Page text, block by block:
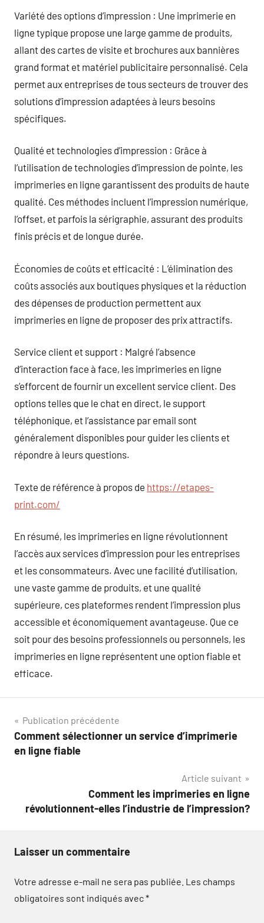
Variété des options d’impression : Une imprimerie en
ligne typique propose une large gamme de produits,
allant des cartes de visite et brochures aux bannières
grand format et matériel publicitaire personnalisé. Cela
permet aux entreprises de tous secteurs de trouver des
solutions d’impression adaptées à leurs besoins
spécifiques.
Qualité et technologies d’impression : Grâce à
l’utilisation de technologies d’impression de pointe, les
imprimeries en ligne garantissent des produits de haute
qualité. Ces méthodes incluent l’impression numérique,
l’offset, et parfois la sérigraphie, assurant des produits
finis précis et de longue durée.
Économies de coûts et efficacité : L’élimination des
coûts associés aux boutiques physiques et la réduction
des dépenses de production permettent aux
imprimeries en ligne de proposer des prix attractifs.
Service client et support : Malgré l’absence
d’interaction face à face, les imprimeries en ligne
s’efforcent de fournir un excellent service client. Des
options telles que le chat en direct, le support
téléphonique, et l’assistance par email sont
généralement disponibles pour guider les clients et
répondre à leurs questions.
Texte de référence à propos de https://etapes-
print.com/
En résumé, les imprimeries en ligne révolutionnent
l’accès aux services d’impression pour les entreprises
et les consommateurs. Avec une facilité d’utilisation,
une vaste gamme de produits, et une qualité
supérieure, ces plateformes rendent l’impression plus
accessible et économiquement avantageuse. Que ce
soit pour des besoins professionnels ou personnels, les
imprimeries en ligne représentent une option fiable et
efficace.
Navigation
de
Publication précédente
Comment sélectionner un service d’imprimerie
en ligne fiable
Article suivant
Comment les imprimeries en ligne
révolutionnent-elles l’industrie de l’impression?
Laisser un commentaire
Votre adresse e-mail ne sera pas publiée. Les champs
obligatoires sont indiqués avec*